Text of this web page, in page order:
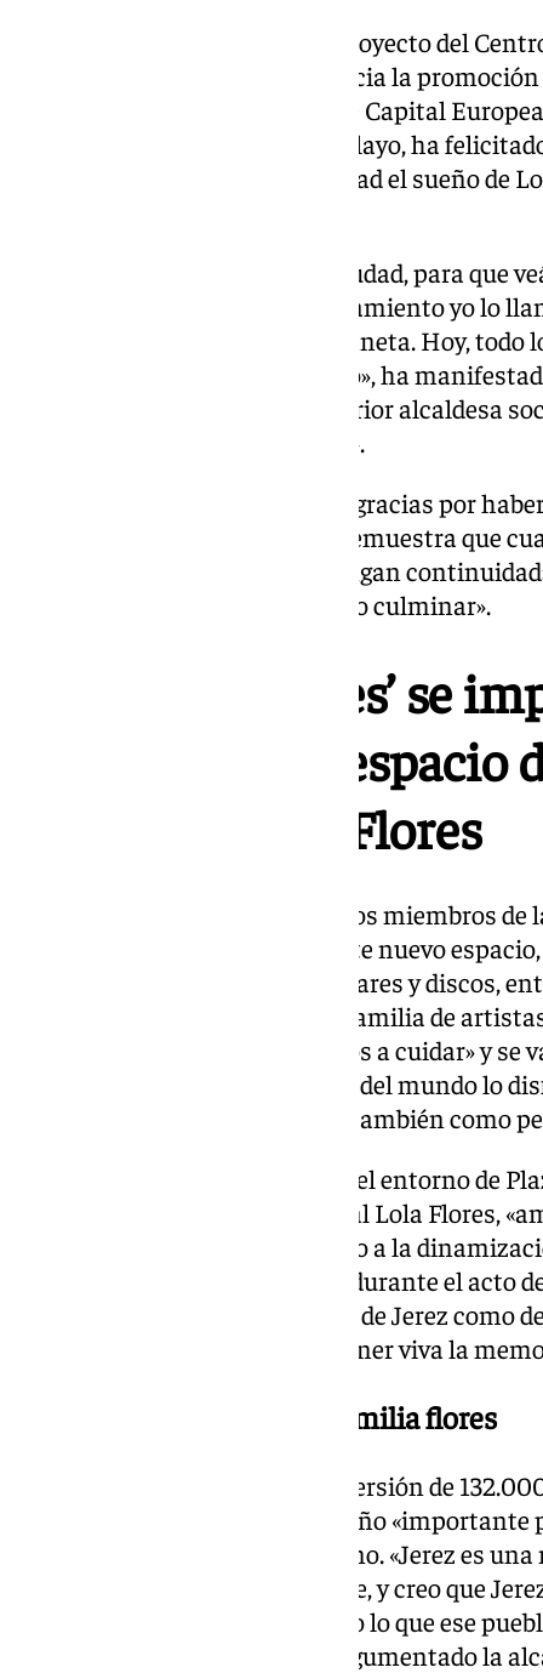
En la presentación oficial del proyecto del
nuevo equipamiento que potencia la
candidatura de Jerez al título de Capital
alcaldesa, María José García-Pelayo, ha
Laura Cerrato, por «hacer realidad el sueño de
«Lola llegó a decir de nuestra ciudad, para que
otro planeta, y hoy a este equipamiento yo lo
porque es verdad que es otro planeta. Hoy,
Flores va a estar en este espacio», ha
ha tenido palabras para la anterior alcaldesa
iniciar un proyecto «tan bonito».
«Querida Mamen, muchísimas gracias por
entendiendo que con esto «se demuestra que
para la ciudad, es bueno que tengan
nosotros es un orgullo el poderlo culminar».
El ‘planeta Flores’ se
en un segundo espacio
familia de Lola Flores
García-Pelayo ha agradecido a los miembros
material que se expondrá en este nuevo
de canciones, fotografías familiares y discos,
servirán para «conocer» a esta familia de
seguridad de que «aquí los vamos a cuidar» y
de que «la gente de todas partes del mundo lo
solamente como artistas, sino también como
Este nuevo espacio, ubicado en el entorno de
complemento al Centro Cultural Lola Flores,
turístico, contribuyendo con ello a la
como ha señalado la alcaldesa durante el acto
además «refuerza la proyección de Jerez
tiempo que contribuye a mantener viva la
Un espacio dedicado a la familia flores
Este centro cuenta con una inversión de
en torno al próximo otoño, un año «importante
600 aniversario del pueblo gitano. «Jerez es
sabores, cantes, de arte, de gente, y creo que
del mundo para comprobar todo lo que ese
nuestro país nos aportó», ha argumentado la